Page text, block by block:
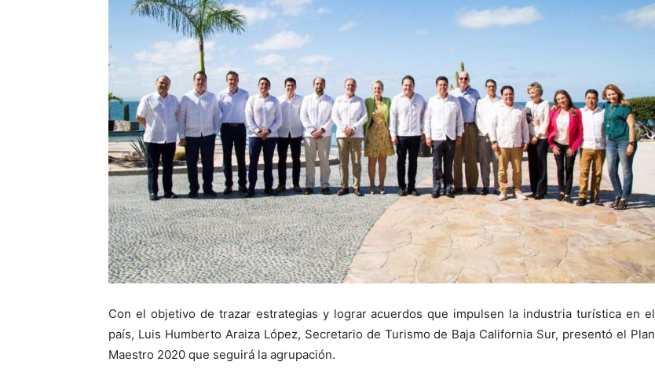
Con el objetivo de trazar estrategias y lograr acuerdos que impulsen la industria turística en el
país, Luis Humberto Araiza López, Secretario de Turismo de Baja California Sur, presentó el Plan
Maestro 2020 que seguirá la agrupación.